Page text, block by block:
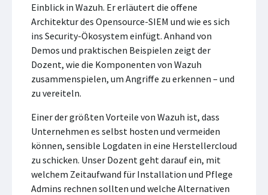
Einblick in Wazuh. Er erläutert die offene
Architektur des Opensource-SIEM und wie es sich
ins Security-Ökosystem einfügt. Anhand von
Demos und praktischen Beispielen zeigt der
Dozent, wie die Komponenten von Wazuh
zusammenspielen, um Angriffe zu erkennen – und
zu vereiteln.
Einer der größten Vorteile von Wazuh ist, dass
Unternehmen es selbst hosten und vermeiden
können, sensible Logdaten in eine Herstellercloud
zu schicken. Unser Dozent geht darauf ein, mit
welchem Zeitaufwand für Installation und Pflege
Admins rechnen sollten und welche Alternativen